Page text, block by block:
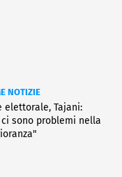
NOTIZIE
elettorale, Tajani:
sono problemi nella